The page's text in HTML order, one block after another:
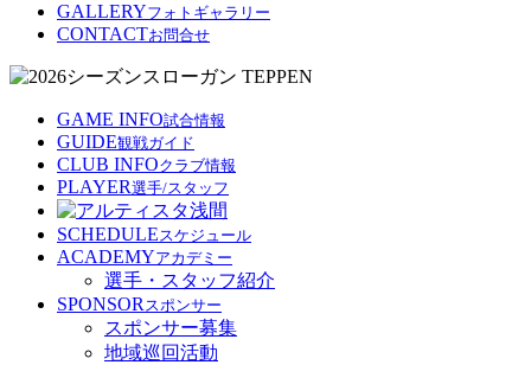
GALLERYフォトギャラリー
CONTACTお問合せ
GAME INFO試合情報
GUIDE観戦ガイド
CLUB INFOクラブ情報
PLAYER選手/スタッフ
SCHEDULEスケジュール
ACADEMYアカデミー
選手・スタッフ紹介
SPONSOR スポンサー
スポンサー募集
地域巡回活動